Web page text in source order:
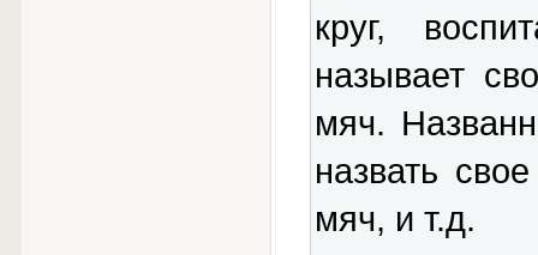
круг,
называет
мяч.
назвать
мяч, и т.д.